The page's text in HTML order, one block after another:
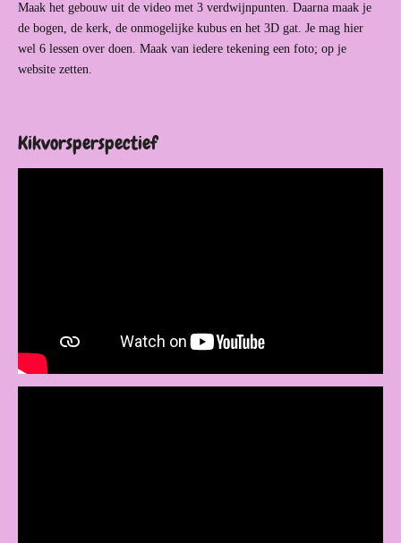
Maak het gebouw uit de video met 3 verdwijnpunten. Daarna maak je
de bogen, de kerk, de onmogelijke kubus en het 3D gat. Je mag hier
wel 6 lessen over doen. Maak van iedere tekening een foto; op je
website zetten.
Kikvorsperspectief